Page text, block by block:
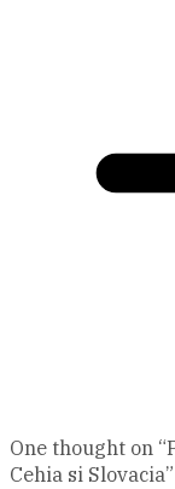
One thought on “
Cehia si Slovacia”